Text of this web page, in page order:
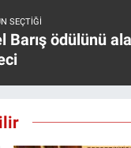
SEÇTIĞI
Barış ödülünü